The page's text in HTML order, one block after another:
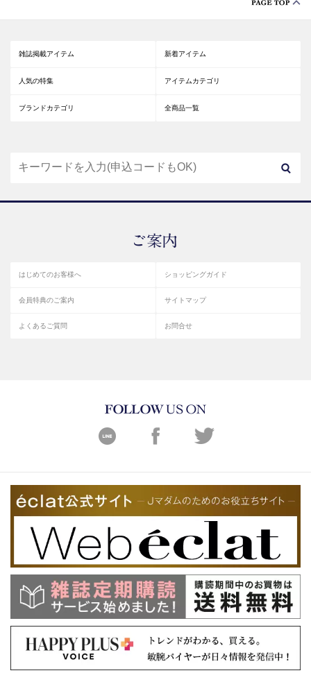
雑誌掲載アイテム 新着アイテム
人気の特集 アイテムカテゴリ
ブランドカテゴリ 全商品一覧
はじめてのお客様へ ショッピングガイド
会員特典のご案内 サイトマップ
よくあるご質問 お問合せ